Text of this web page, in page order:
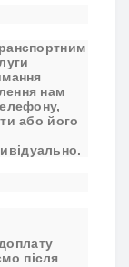
нам
або його
після